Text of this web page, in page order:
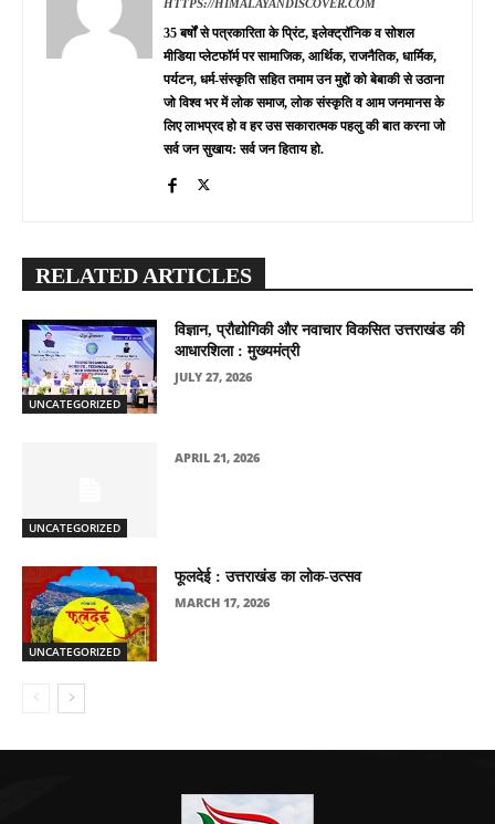
HTTPS://HIMALAYANDISCOVER.COM
35 बर्षों से पत्रकारिता के प्रिंट, इलेक्ट्रॉनिक व सोशल
मीडिया प्लेटफॉर्म पर सामाजिक, आर्थिक, राजनैतिक, धार्मिक,
पर्यटन, धर्म-संस्कृति सहित तमाम उन मुद्दों को बेबाकी से उठाना
जो विश्व भर में लोक समाज, लोक संस्कृति व आम जनमानस के
लिए लाभप्रद हो व हर उस सकारात्मक पहलु की बात करना जो
सर्व जन सुखाय: सर्व जन हिताय हो.
RELATED ARTICLES
UNCATEGORIZED
विज्ञान, प्रौद्योगिकी और नवाचार विकसित उत्तराखंड की
आधारशिला : मुख्यमंत्री
JULY 27, 2026
UNCATEGORIZED
APRIL 21, 2026
UNCATEGORIZED
फूलदेई : उत्तराखंड का लोक-उत्सव
MARCH 17, 2026